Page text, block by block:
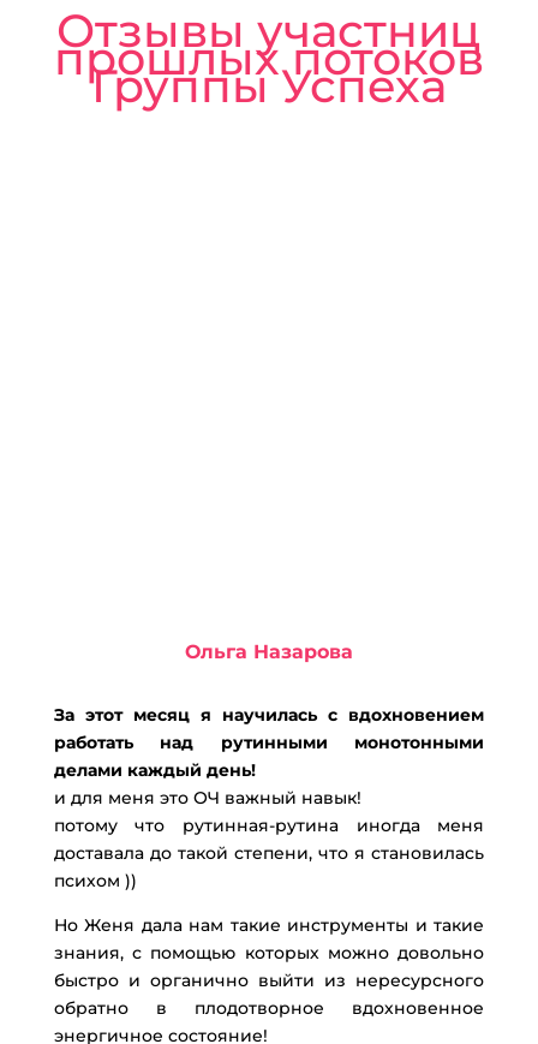
Отзывы участниц
прошлых потоков
Группы Успеха
Ольга Назарова
За этот месяц я научилась с вдохновением
работать над рутинными монотонными
делами каждый день!
и для меня это ОЧ важный навык!
потому что рутинная-рутина иногда меня
доставала до такой степени, что я становилась
психом ))
Но Женя дала нам такие инструменты и такие
знания, с помощью которых можно довольно
быстро и органично выйти из нересурсного
обратно в плодотворное вдохновенное
энергичное состояние!